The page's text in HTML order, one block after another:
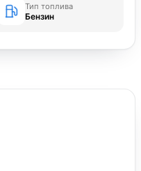
Тип топлива
Бензин